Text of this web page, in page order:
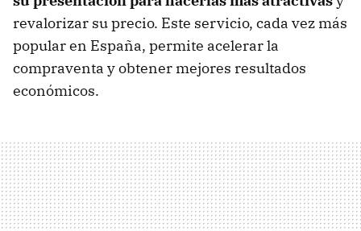
revalorizar su precio. Este servicio, cada vez más
popular en España, permite acelerar la
compraventa y obtener mejores resultados
económicos.